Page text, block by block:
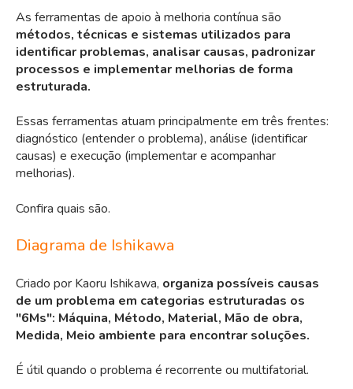
As ferramentas de apoio à melhoria contínua são
métodos, técnicas e sistemas utilizados para
identificar problemas, analisar causas, padronizar
processos e implementar melhorias de forma
estruturada.
Essas ferramentas atuam principalmente em três frentes:
diagnóstico (entender o problema), análise (identificar
causas) e execução (implementar e acompanhar
melhorias).
Confira quais são.
Diagrama de Ishikawa
Criado por Kaoru Ishikawa, organiza possíveis causas
de um problema em categorias estruturadas os
"6Ms": Máquina, Método, Material, Mão de obra,
Medida, Meio ambiente para encontrar soluções.
É útil quando o problema é recorrente ou multifatorial.